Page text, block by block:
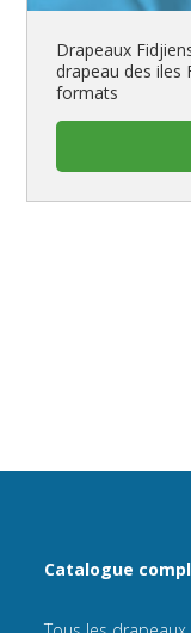
Drapeaux
drapeau des iles
formats
Catalogue